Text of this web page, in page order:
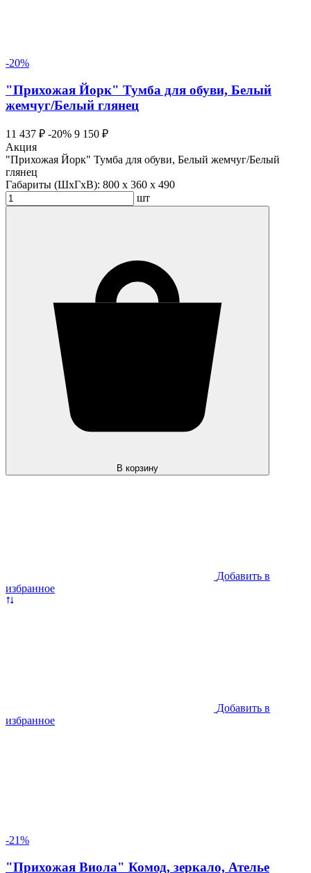
-20%
"Прихожая Йорк" Тумба для обуви, Белый
жемчуг/Белый глянец
11 437 ₽ -20% 9 150 ₽
Акция
"Прихожая Йорк" Тумба для обуви, Белый жемчуг/Белый
глянец
Габариты (ШхГхВ): 800 x 360 x 490
шт
В корзину
Добавить в
избранное
Добавить в
избранное
-21%
"Прихожая Виола" Комод, зеркало, Ателье